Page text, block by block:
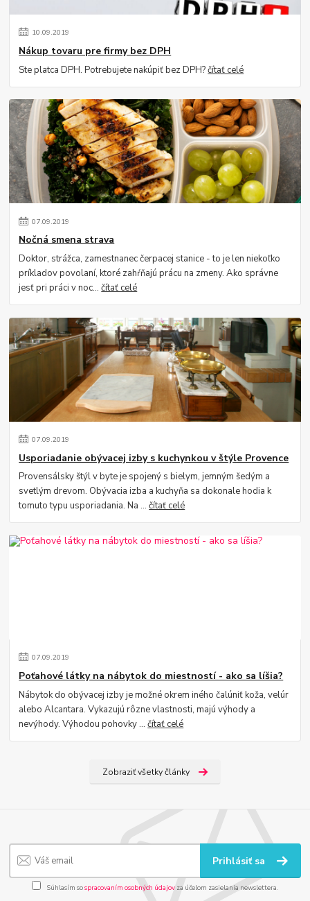
10.09.2019
Nákup tovaru pre firmy bez DPH
Ste platca DPH. Potrebujete nakúpiť bez DPH?čítať celé
07.09.2019
Nočná smena strava
Doktor, strážca, zamestnanec čerpacej stanice - to je len niekoľko
príkladov povolaní, ktoré zahŕňajú prácu na zmeny. Ako správne
jesť pri práci v noc...čítať celé
07.09.2019
Usporiadanie obývacej izby s kuchynkou v štýle Provence
Provensálsky štýl v byte je spojený s bielym, jemným šedým a
svetlým drevom. Obývacia izba a kuchyňa sa dokonale hodia k
tomuto typu usporiadania. Na ...čítať celé
07.09.2019
Poťahové látky na nábytok do miestností - ako sa líšia?
Nábytok do obývacej izby je možné okrem iného čalúniť koža, velúr
alebo Alcantara. Vykazujú rôzne vlastnosti, majú výhody a
nevýhody. Výhodou pohovky ...čítať celé
Zobraziť všetky články
Prihlásiť sa
Súhlasím sospracovaním osobných údajov za účelom zasielania newslettera.